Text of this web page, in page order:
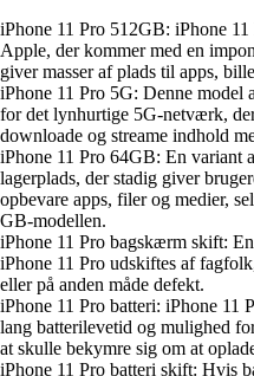
iPhone 11 Pro 512GB: iPhone
Apple, der kommer med en
giver masser af plads til apps,
iPhone 11 Pro 5G: Denne model
for det lynhurtige 5G-netværk,
downloade og streame indhold
iPhone 11 Pro 64GB: En variant
lagerplads, der stadig giver
opbevare apps, filer og medier,
GB-modellen.
iPhone 11 Pro bagskærm skift:
iPhone 11 Pro udskiftes af
eller på anden måde defekt.
iPhone 11 Pro batteri: iPhone 11
lang batterilevetid og mulighed
at skulle bekymre sig om at
iPhone 11 Pro batteri skift: Hvis